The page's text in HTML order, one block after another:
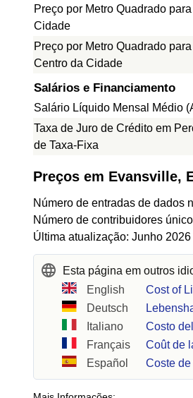
Preço por Metro Quadrado
Cidade
Preço por Metro Quadrado
Centro da Cidade
Salários e Financiamento
Salário Líquido Mensal Médio
Taxa de Juro de Crédito em
de Taxa-Fixa
Preços em Evansville,
Número de entradas de dados
Número de contribuidores
Última atualização: Junho 2026
Esta página em outros
English
Cost of
Deutsch
Italiano
Costo
Français
Coût de
Español
Coste